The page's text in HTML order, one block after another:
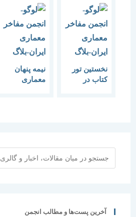
نخستین تور
کتاب در
نیمه پنهان
معماری
آخرین پست‌ها و مطالب انجمن